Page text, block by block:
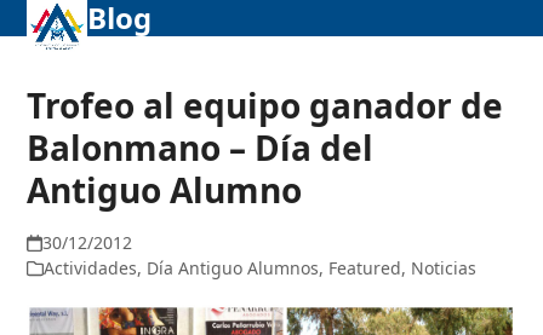
to
Abrir
menú
móvil
Cerrar
menú
móvil
Blog
Trofeo al equipo ganador de
Balonmano – Día del
Antiguo Alumno
30/12/2012
Actividades, Día Antiguo Alumnos, Featured, Noticias